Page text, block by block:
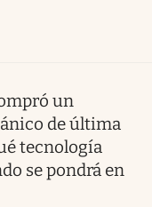
un
de última
tecnología
se pondrá en